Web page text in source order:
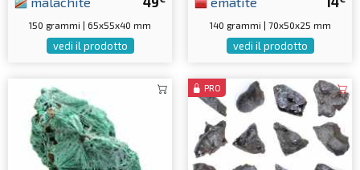
150 grammi | 65x55x40 mm
vedi il prodotto
140 grammi | 70x50x25 mm
vedi il prodotto
PRO